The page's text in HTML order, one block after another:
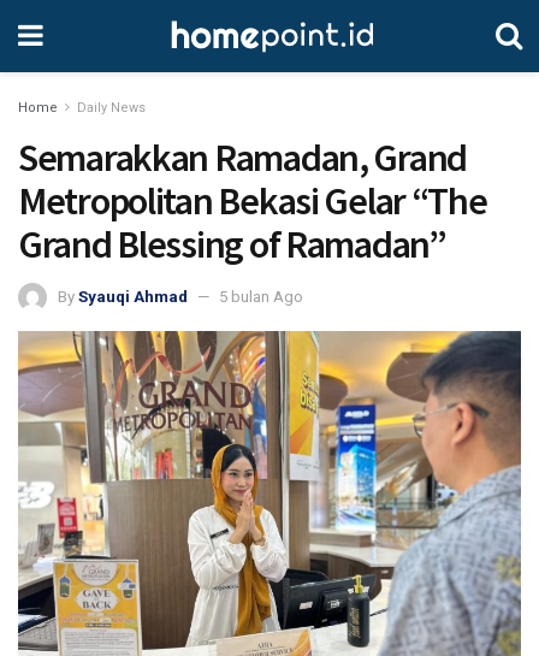
Home Daily News
Semarakkan Ramadan, Grand
Metropolitan Bekasi Gelar “The
Grand Blessing of Ramadan”
By Syauqi Ahmad 5 bulan Ago